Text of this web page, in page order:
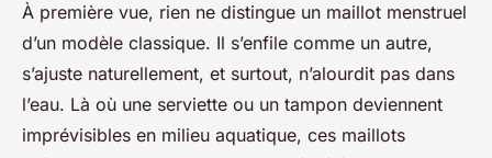
À première vue, rien ne distingue un maillot menstruel
d’un modèle classique. Il s’enfile comme un autre,
s’ajuste naturellement, et surtout, n’alourdit pas dans
l’eau. Là où une serviette ou un tampon deviennent
imprévisibles en milieu aquatique, ces maillots